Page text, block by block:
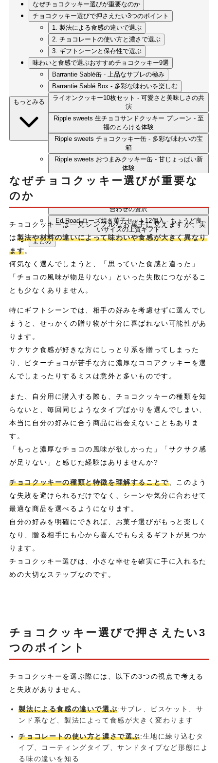
なぜチョコクッキー選びが重要なのか
チョコクッキー選びで押さえたい3つのポイント
1. 製法による食感の違いで選ぶ
2. チョコレートの使い方と濃さで選ぶ
3. ギフトシーンと保存性で選ぶ
味わいと食感で選ぶおすすめチョコクッキー9選
Barrantie Sablé缶 - 上品なサブレの極み
Barrantie Sablé Box - 多彩な味わいを楽しむ
ライオンクッキー10枚セット - 可愛さと美味しさの共
演
Ripple sweets 生チョコサンドクッキー プレーン - 至
福のとろける体験
Ripple sweets チョコクッキー缶 - 多彩な味わいの宝
箱
Ripple sweets おつまみクッキー缶 - 甘じょっぱい新
体験
mimosa chocolaterie おやつ袋 - 日常を彩るカジュア
合わせの贅沢
Ed.Road ローズ焼き菓子セット12個入 - ちょうど良
いサイズの上質ギフト
まとめ
もっとみる
なぜチョコクッキー選びが重要な
のか
チョコクッキーは一見シンプルなお菓子に見えますが、実
は製法や材料の違いによって味わいや食感が大きく異なり
ます。
何気なく選んでしまうと、「思っていた食感と違った」
「チョコの風味が物足りない」といった失敗につながるこ
とも少なくありません。
特にギフトシーンでは、相手の好みを考慮せずに選んでし
まうと、せっかくの贈り物が十分に喜ばれない可能性があ
ります。
サクサク食感が好きな方にしっとり系を贈ってしまった
り、ビターチョコが苦手な方に濃厚なココアクッキーを選
んでしまったりするミスは意外と多いものです。
また、自分用に購入する際も、チョコクッキーの種類を知
らないと、毎回同じようなタイプばかりを選んでしまい、
本当に自分の好みに合う商品に出会えないこともありま
す。
「もっと濃厚なチョコの風味が欲しかった」「サクサク感
が足りない」と感じた経験はありませんか?
チョコクッキーの種類と特徴を理解することで、このよう
な失敗を避けられるだけでなく、シーンや気分に合わせて
最適な商品を選べるようになります。
自分の好みを明確にできれば、お菓子選びがもっと楽しく
なり、贈る相手にも心から喜んでもらえるギフトが見つか
ります。
チョコクッキー選びは、小さな幸せを確実に手に入れるた
めの大切なステップなのです。
チョコクッキー選びで押さえたい3
つのポイント
チョコクッキーを選ぶ際には、以下の3つの視点で考える
と失敗がありません。
製法による食感の違いで選ぶ:サブレ、ビスケット、サ
ンド系など、製法によって食感が大きく変わります
チョコレートの使い方と濃さで選ぶ:生地に練り込むタ
イプ、コーティングタイプ、サンドタイプなど形態によ
る味の違いを知る